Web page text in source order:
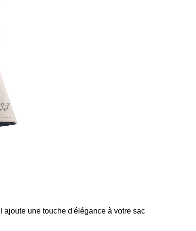
une touche d'élégance à votre sac